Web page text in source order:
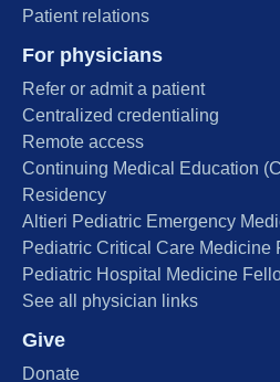
Patient relations
For physicians
Refer or admit a patient
Centralized credentialing
Remote access
Continuing Medical Education
Residency
Altieri Pediatric Emergency
Pediatric Critical Care Medicine
Pediatric Hospital Medicine
See all physician links
Give
Donate